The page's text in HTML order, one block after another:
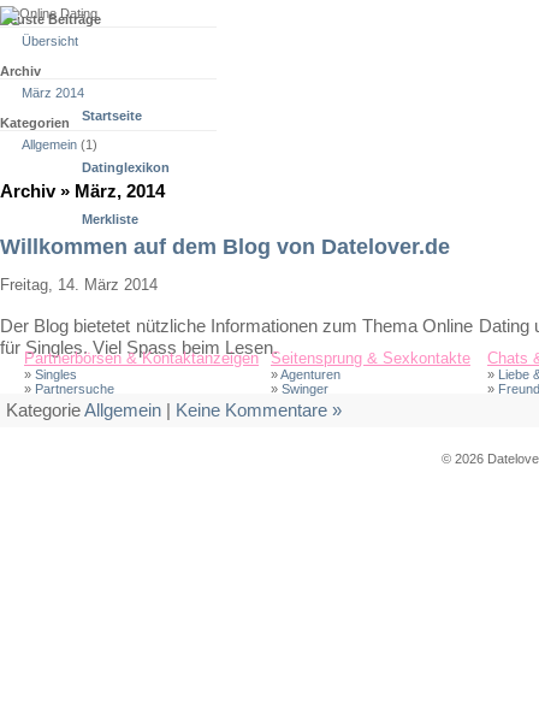
Startseite
Datinglexikon
Partnerbörsen & Kontaktanzeigen Seitensprung & Sexkontakte Chats
» Singles »Agenturen » Liebe
» Partnersuche » Swinger »
Neuste Beiträge
Übersicht
Archiv
März 2014
Kategorien
Allgemein (1)
Archiv » März, 2014
Willkommen auf dem Blog von Datelover.de
Freitag, 14. März 2014
Der Blog bietetet nützliche Informationen zum Thema Online Dating
für Singles. Viel Spass beim Lesen.
KategorieAllgemein | Keine Kommentare »
© 2026
Merkliste